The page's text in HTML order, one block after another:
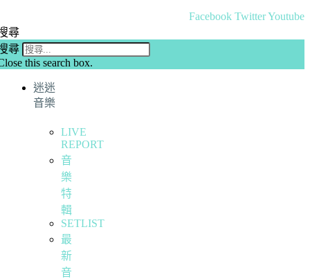
Facebook TwitterYoutube
尋
尋
this search box.
迷迷
音樂
LIVE
REPORT
音
樂
特
輯
SETLIST
最
新
音